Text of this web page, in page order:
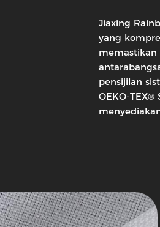
Jiaxing
yang
pensijilan
OEKO-